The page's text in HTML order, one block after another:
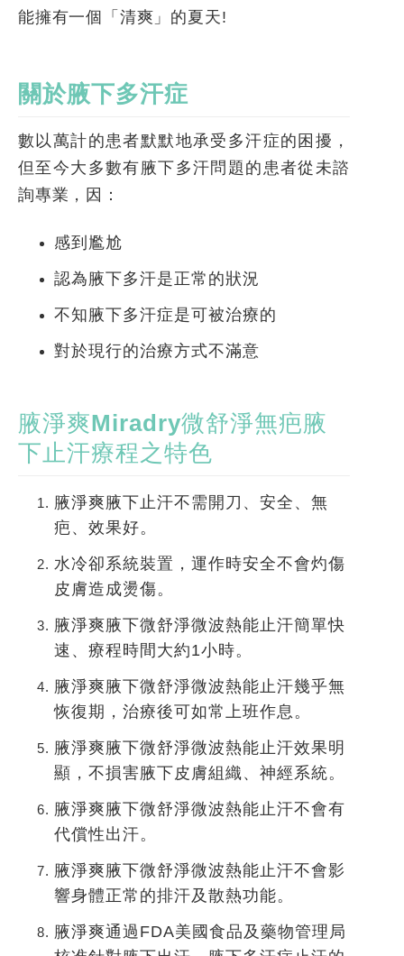
能擁有一個「清爽」的夏天!
關於腋下多汗症
數以萬計的患者默默地承受多汗症的困擾，
但至今大多數有腋下多汗問題的患者從未諮
詢專業，因：
感到尷尬
認為腋下多汗是正常的狀況
不知腋下多汗症是可被治療的
對於現行的治療方式不滿意
腋淨爽Miradry微舒淨無疤腋
下止汗療程之特色
腋淨爽腋下止汗不需開刀、安全、無
疤、效果好。
水冷卻系統裝置，運作時安全不會灼傷
皮膚造成燙傷。
腋淨爽腋下微舒淨微波熱能止汗簡單快
速、療程時間大約1小時。
腋淨爽腋下微舒淨微波熱能止汗幾乎無
恢復期，治療後可如常上班作息。
腋淨爽腋下微舒淨微波熱能止汗效果明
顯，不損害腋下皮膚組織、神經系統。
腋淨爽腋下微舒淨微波熱能止汗不會有
代償性出汗。
腋淨爽腋下微舒淨微波熱能止汗不會影
響身體正常的排汗及散熱功能。
腋淨爽通過FDA美國食品及藥物管理局